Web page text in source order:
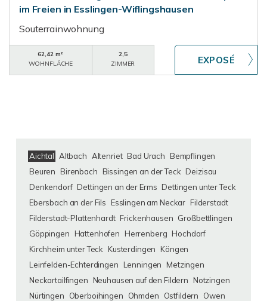
im Freien in Esslingen-Wiflingshausen
Souterrainwohnung
62,42 m²
WOHNFLÄCHE
2,5
ZIMMER
Aichtal Altbach Altenriet Bad Urach
Bempflingen
Beuren
Birenbach Bissingen an der Teck Deizisau
Denkendorf Dettingen an der Erms Dettingen unter Teck
Ebersbach an der Fils
Esslingen am Neckar Filderstadt
Filderstadt-Plattenhardt Frickenhausen Großbettlingen
Göppingen
Hattenhofen Herrenberg Hochdorf
Kirchheim unter Teck
Kusterdingen
Köngen
Leinfelden-Echterdingen
Lenningen
Metzingen
Neckartailfingen
Neuhausen auf den Fildern
Notzingen
Nürtingen
Oberboihingen Ohmden Ostfildern
Owen